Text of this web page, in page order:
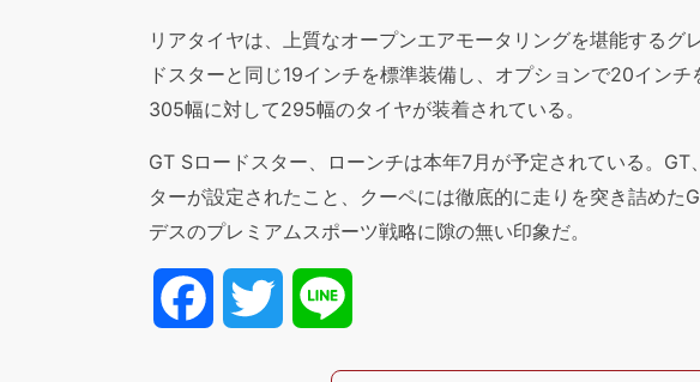
リアタイヤは、上質なオープンエアモータリングを堪能するグ
ドスターと同じ19インチを標準装備し、オプションで20イン
305幅に対して295幅のタイヤが装着されている。
GT Sロードスター、ローンチは本年7月が予定されている。
ターが設定されたこと、クーペには徹底的に走りを突き詰めた
デスのプレミアムスポーツ戦略に隙の無い印象だ。
FacebookTwitter